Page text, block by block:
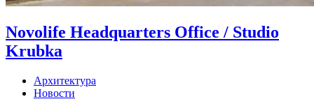
Novolife Headquarters Office / Studio
Krubka
Архитектура
Новости